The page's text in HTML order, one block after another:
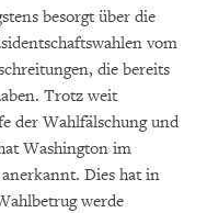
besorgt über die
vom
die bereits
Trotz weit
der Wahlfälschung und
Washington im
Dies hat in
werde